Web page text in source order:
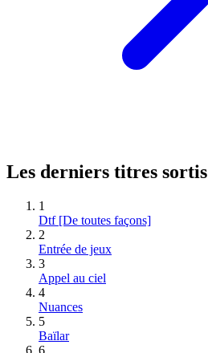
Les derniers titres sortis
1
Dtf [De toutes façons]
2
Entrée de jeux
3
Appel au ciel
4
Nuances
5
Baïlar
6